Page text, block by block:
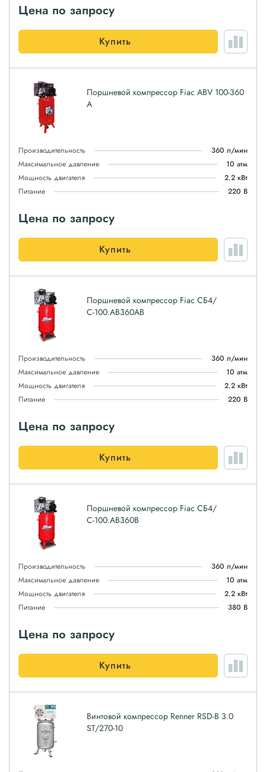
Цена по запросу
Купить
Поршневой компрессор Fiac ABV 100-360
A
Производительность
360 л/мин
Максимальное давление
10 атм
Мощность двигателя
2.2 кВт
Питание
220 В
Цена по запросу
Купить
Поршневой компрессор Fiac СБ4/
С-100.AB360AB
Производительность
360 л/мин
Максимальное давление
10 атм
Мощность двигателя
2.2 кВт
Питание
220 В
Цена по запросу
Купить
Поршневой компрессор Fiac СБ4/
С-100.AB360B
Производительность
360 л/мин
Максимальное давление
10 атм
Мощность двигателя
2.2 кВт
Питание
380 В
Цена по запросу
Купить
Винтовой компрессор Renner RSD-B 3.0
ST/270-10